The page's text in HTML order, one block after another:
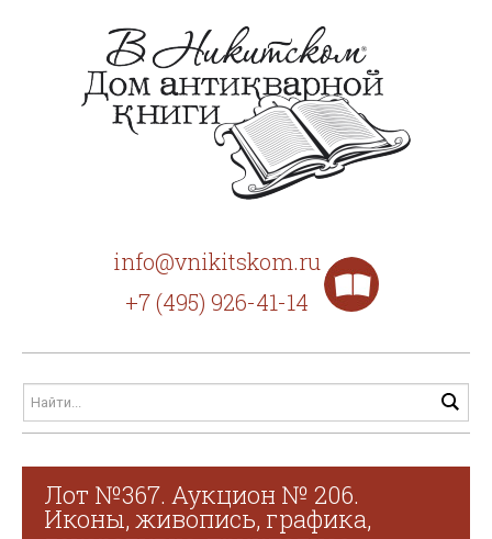
info@vnikitskom.ru
+7 (495) 926-41-14
Лот №367. Аукцион № 206.
Иконы, живопись, графика,